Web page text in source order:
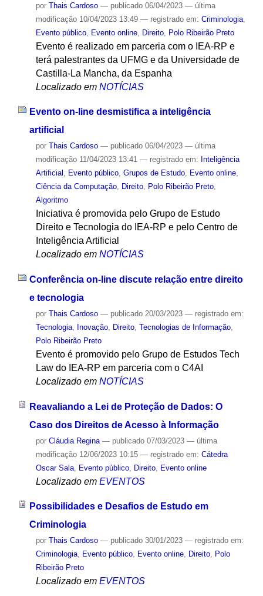
por Thais Cardoso — publicado06/04/2023 — última
modificação10/04/2023 13:49 — registrado em: Criminologia,
Evento público, Evento online, Direito, Polo Ribeirão Preto
Evento é realizado em parceria com o IEA-RP e
terá palestrantes da UFMG e da Universidade de
Castilla-La Mancha, da Espanha
Localizado em NOTÍCIAS
Evento on-line desmistifica a inteligência
artificial
por Thais Cardoso — publicado06/04/2023 — última
modificação11/04/2023 13:41 — registrado em: Inteligência
Artificial , Evento público, Grupos de Estudo, Evento online,
Ciência da Computação, Direito, Polo Ribeirão Preto,
Algoritmo
Iniciativa é promovida pelo Grupo de Estudo
Direito e Tecnologia do IEA-RP e pelo Centro de
Inteligência Artificial
Localizado em NOTÍCIAS
Conferência on-line discute relação entre direito
e tecnologia
por Thais Cardoso — publicado20/03/2023 — registrado em:
Tecnologia, Inovação, Direito, Tecnologias de Informação,
Polo Ribeirão Preto
Evento é promovido pelo Grupo de Estudos Tech
Law do IEA-RP em parceria com o C4AI
Localizado em NOTÍCIAS
Reavaliando a Lei de Proteção de Dados: O
Caso dos Direitos de Acesso à Informação
por Cláudia Regina — publicado07/03/2023 — última
modificação12/06/2023 10:15 — registrado em: Cátedra
Oscar Sala, Evento público, Direito, Evento online
Localizado em EVENTOS
Possibilidades e Desafios de Estudo em
Criminologia
por Thais Cardoso — publicado30/01/2023 — registrado em:
Criminologia, Evento público, Evento online, Direito, Polo
Ribeirão Preto
Localizado em EVENTOS